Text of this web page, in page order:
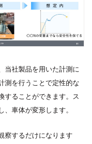
当社製品を用いた計測に
測を行うことで定性的な
することができます。ス
車体が変形します。
察するだけになります